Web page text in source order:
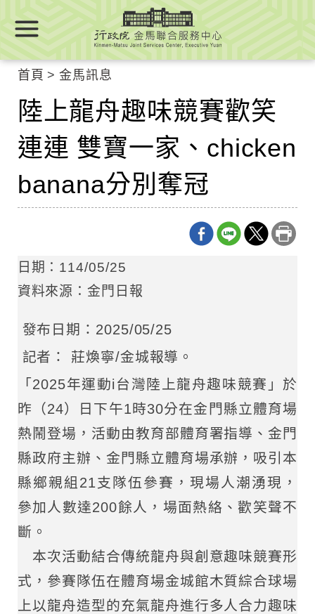
要
Center
block
首頁 金馬訊息
陸上龍舟趣味競賽歡笑
連連 雙寶一家、chicken
banana分別奪冠
日期：114/05/25
資料來源：金門日報
發布日期：2025/05/25
記者： 莊煥寧/金城報導。
「2025年運動i台灣陸上龍舟趣味競賽」於
昨（24）日下午1時30分在金門縣立體育場
熱鬧登場，活動由教育部體育署指導、金門
縣政府主辦、金門縣立體育場承辦，吸引本
縣鄉親組21支隊伍參賽，現場人潮湧現，
參加人數達200餘人，場面熱絡、歡笑聲不
斷。
本次活動結合傳統龍舟與創意趣味競賽形
式，參賽隊伍在體育場金城館木質綜合球場
上以龍舟造型的充氣龍舟進行多人合力趣味